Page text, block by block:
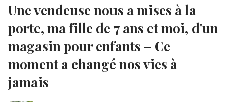
Une vendeuse nous a mises à la
porte, ma fille de 7 ans et moi, d'un
magasin pour enfants – Ce
moment a changé nos vies à
jamais